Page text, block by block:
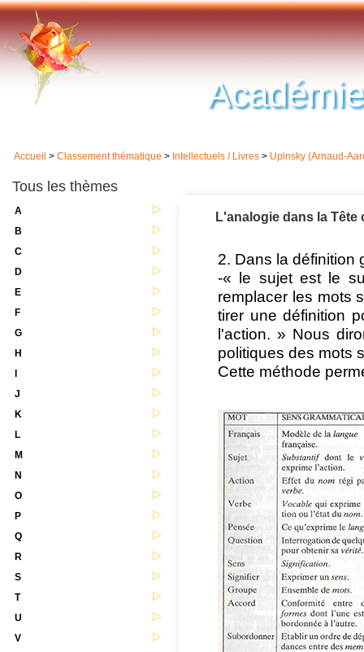
Accueil > Classement thématique > Intellectuels / Livres > Upinsky (Arnaud-
Tous les thèmes
A
B
C
D
E
F
G
H
J
K
L
M
N
O
P
Q
R
S
T
U
V
L'analogie dans la
2. Dans la définition
-« le sujet est le
remplacer les mots
tirer une définition
l'action. » Nous
politiques des mots
Cette méthode